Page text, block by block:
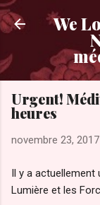
We
Urgent!
heures
novembre 23, 2017
Il y a actuellement
Lumière et les